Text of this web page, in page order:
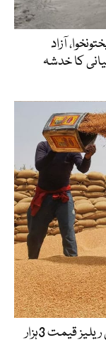
آزاد
کا خدشہ
پنجاب حکومت نے صوبے میں گندم کی نئی ریلیز قیمت 3ہزار